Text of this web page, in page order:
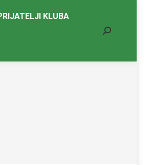
KLUBA
Search: